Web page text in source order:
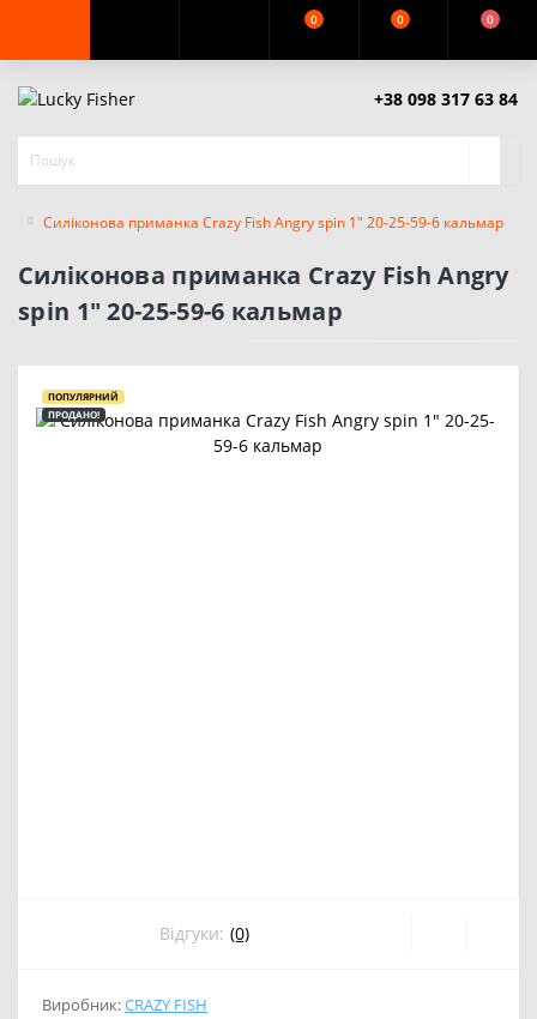
0 0 0
+38 098 317 63 84
Силіконова приманка Crazy Fish Angry spin 1" 20-25-59-6 кальмар
Силіконова приманка Crazy Fish Angry
spin 1" 20-25-59-6 кальмар
ПОПУЛЯРНИЙ
ПРОДАНО!
Відгуки: (0)
Виробник:CRAZY FISH